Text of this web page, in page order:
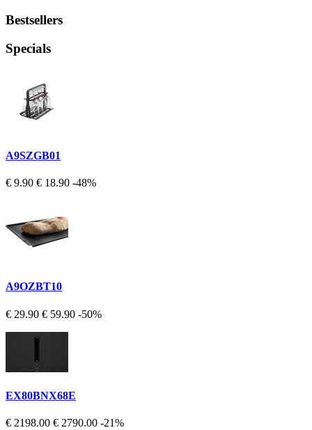
Bestsellers
Specials
A9SZGB01
€ 9.90 € 18.90 -48%
A9OZBT10
€ 29.90 € 59.90 -50%
EX80BNX68E
€ 2198.00 € 2790.00 -21%